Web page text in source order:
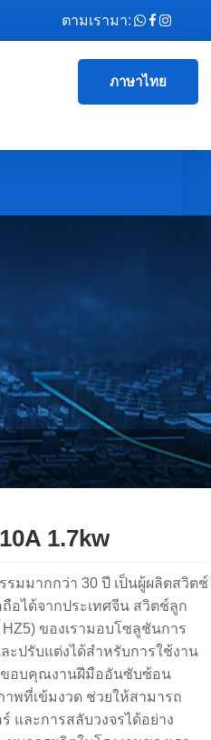
ตามเรามา:
ภาษาไทย
1.7kw
มมากกว่า 30 ปี เป็นผู้ผลิตสวิตช์
อได้จากประเทศจีน สวิตช์ลูก
HZ5) ของเรามอบโซลูชันการ
ะปรับแต่งได้สำหรับการใช้งาน
ขอบคุณงานฝีมืออันซับซ้อน
พที่เข้มงวด ช่วยให้สามารถ
และการสลับวงจรได้อย่าง